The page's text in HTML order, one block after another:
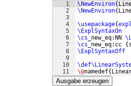
1
2
3
4
5
6
7
8
9
10
11
\NewEnviron{
\NewEnviron{
\usepackage{
\ExplSyntaxOn
\cs _new_eq:NN
\cs _new_eq:cc {
\ExplSyntaxOff
\@namedef{
Ausgabe erzeugen